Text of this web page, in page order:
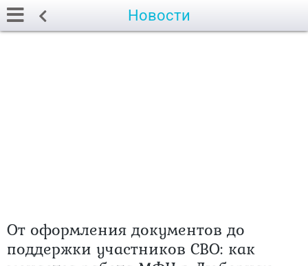
Новости
От оформления документов до
поддержки участников СВО: как